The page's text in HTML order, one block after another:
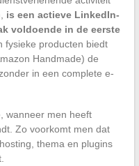
is een actieve LinkedIn-
voldoende in de eerste
fysieke producten biedt
Handmade) de
in een complete e-
wanneer men heeft
Zo voorkomt men dat
thema en plugins